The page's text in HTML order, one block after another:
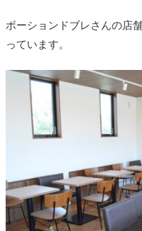
ボーションドブレさんの店
っています。